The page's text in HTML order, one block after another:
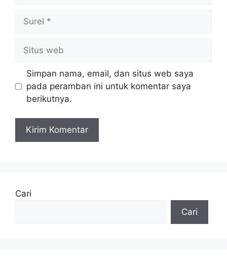
web
Simpan nama, email, dan situs web saya
pada peramban ini untuk komentar saya
berikutnya.
Cari
Cari